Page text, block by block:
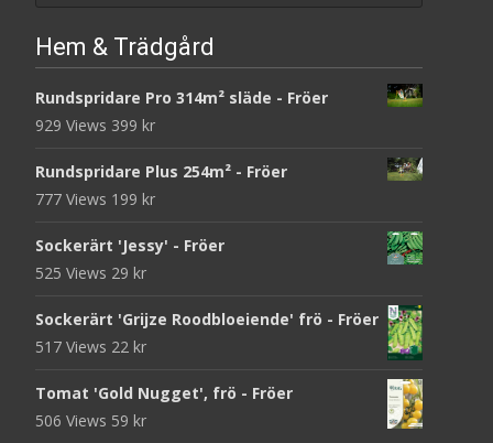
Hem & Trädgård
Rundspridare Pro 314m² släde - Fröer
929 Views 399 kr
Rundspridare Plus 254m² - Fröer
777 Views 199 kr
Sockerärt 'Jessy' - Fröer
525 Views 29 kr
Sockerärt 'Grijze Roodbloeiende' frö - Fröer
517 Views 22 kr
Tomat 'Gold Nugget', frö - Fröer
506 Views 59 kr